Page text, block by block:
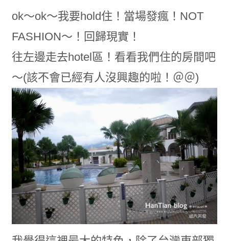
ok～ok～我要hold住！當場發瘋！NOT
FASHION～！回歸現實！
往左邊走去hotel區！看看我們住的房間吧
～(該不會已經有人沒興趣的啦！＠＠)